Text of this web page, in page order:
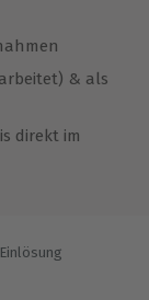
& als
direkt im